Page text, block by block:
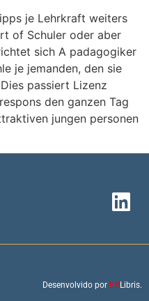
je Lehrkraft weiters
of Schuler oder aber
sich A padagogiker
je jemanden, den sie
passiert Lizenz
den ganzen Tag
jungen personen
Desenvolvido por EX Libris.